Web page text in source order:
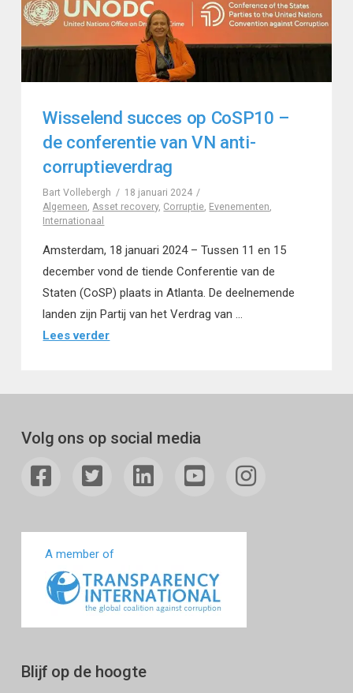
Wisselend succes op CoSP10 –
de conferentie van VN anti-
corruptieverdrag
Bart Vollebergh
18 januari 2024
Algemeen,Asset recovery, Corruptie, Evenementen,
Internationaal
Amsterdam, 18 januari 2024 – Tussen 11 en 15
december vond de tiende Conferentie van de
Staten (CoSP) plaats in Atlanta. De deelnemende
landen zijn Partij van het Verdrag van …
Lees verder
Volg ons op social media
A member of
Blijf op de hoogte